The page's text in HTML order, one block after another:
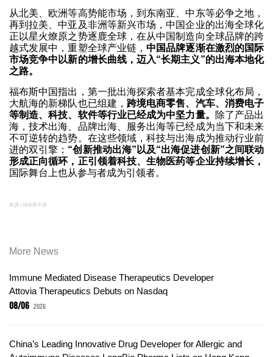
从北美、欧洲等高势能市场，到东南亚、中东等必争之地，
再到拉美、中亚及非洲等新兴市场，中国企业的出海全球化
正以星火燎原之势逐鹿全球，在从中国制造向全球品牌的跨
越式发展中，重塑全球产业链，中国品牌逐渐在激烈的国际
市场竞争中以新的增长曲线，迈入“长期主义”的出海本地化
之路。
福布斯中国指出，第一批出海探索者基本完成全球化布局，
大航海的新梯队也已组建， 跨境电商零售、汽车、消费电子
等制造、科技、软件等行业已经成为中坚力量。
除了产品出
海，技术出海、品牌出海、服务出海等已经成为当下和未来
不可逆转的趋势。在这些领域，科技与出海成为推动行业前
进的双引擎； “创新推动出海”以及“出海促进创新”之间联动
形成正向循环，正引领着科技、生物医药等企业持续增长，
国际舞台上也从参与者成为引领者。
来源 | 福布斯中国
More News
Immune Mediated Disease Therapeutics Developer
Attovia Therapeutics Debuts on Nasdaq
08/06 2026
China’s Leading Innovative Drug Developer for Allergic and